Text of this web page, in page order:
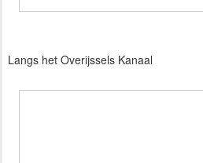
Langs het Overijssels Kanaal